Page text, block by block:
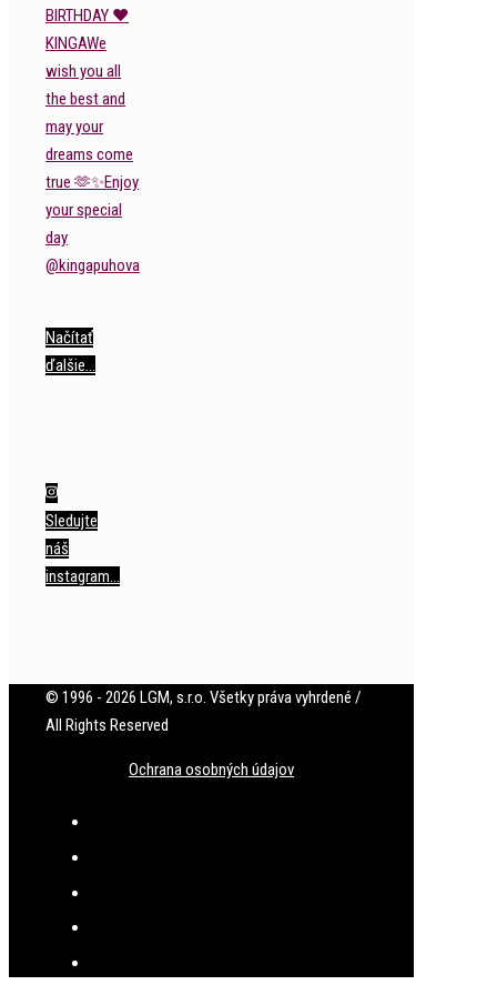
Načítať
ďalšie…
Sledujte
náš
instagram…
© 1996 - 2026 LGM, s.r.o. Všetky práva vyhrdené /
All Rights Reserved
Ochrana osobných údajov